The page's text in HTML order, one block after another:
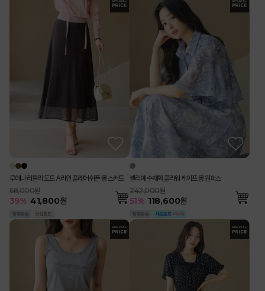
루애나 러블리 도트 A라인 플레어 쉬폰 롱 스커트
68,000원
39% 41,800원
셀리에 수채화 플라워 케이프 롱 원피스
242,000원
51% 118,600원